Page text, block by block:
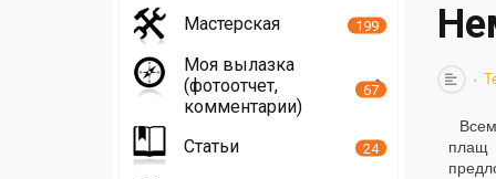
плащ
Мастерская 199
Моя вылазка
(фотоотчет,
комментарии)
67
Статьи 24